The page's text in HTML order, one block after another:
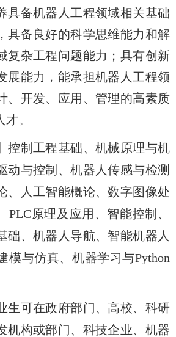
具备机器人工程领域相关基础
具备良好的科学思维能力和解
复杂工程问题能力；具有创新
展能力，能承担机器人工程领
、开发、应用、管理的高素质
。
控制工程基础、机械原理与机
动与控制、机器人传感与检测
、人工智能概论、数字图像处
PLC原理及应用、智能控制、
础、机器人导航、智能机器人
模与仿真、机器学习与Python
生可在政府部门、高校、科研
机构或部门、科技企业、机器